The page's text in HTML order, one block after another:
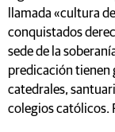
llamada «cultura
conquistados
sede de la
predicación tienen
catedrales,
colegios católicos.